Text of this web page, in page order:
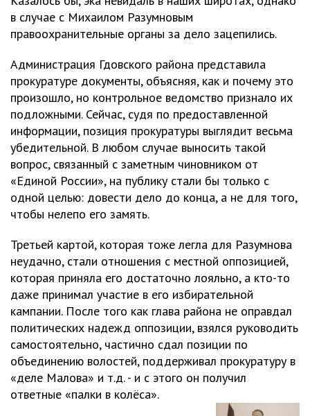
в случае с Михаилом Разумновым
правоохранительные органы за дело зацепились.
Администрация Гдовского района представила
прокуратуре документы, объясняя, как и почему это
произошло, но контрольное ведомство признало их
подложными. Сейчас, судя по предоставленной
информации, позиция прокуратуры выглядит весьма
убедительной. В любом случае выносить такой
вопрос, связанный с заметным чиновником от
«Единой России», на публику стали бы только с
одной целью: довести дело до конца, а не для того,
чтобы нелепо его замять.
Третьей картой, которая тоже легла для Разумнова
неудачно, стали отношения с местной оппозицией,
которая приняла его достаточно лояльно, а кто-то
даже принимал участие в его избирательной
кампании. После того как глава района не оправдал
политических надежд оппозиции, взялся руководить
самостоятельно, частично сдал позиции по
объединению волостей, поддерживал прокуратуру в
«деле Малова» и т.д. - и с этого он получил
ответные «палки в колёса».